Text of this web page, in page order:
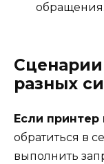
обращения.
Сценарии
разных
Если
обратиться в
выполнить